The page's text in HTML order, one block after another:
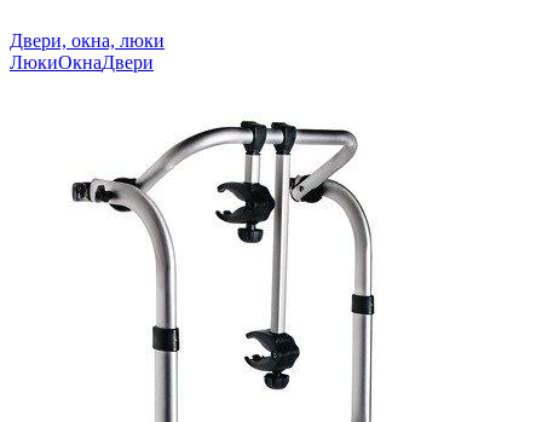
Двери, окна, люки
ЛюкиОкнаДвери